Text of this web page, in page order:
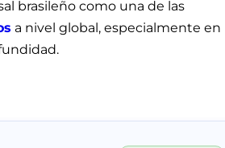
brasileño como una de las
a nivel global, especialmente en